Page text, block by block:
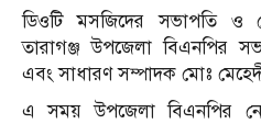
ডিওটি মসজিদের সভাপতি ও
তারাগঞ্জ উপজেলা বিএনপির
এবং সাধারণ সম্পাদক মোঃ
এ সময় উপজেলা বিএনপির